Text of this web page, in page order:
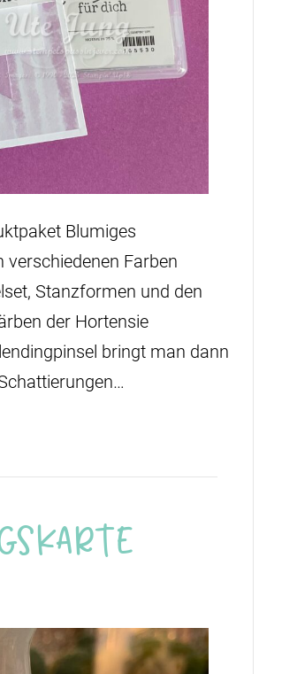
Blumiges
Farben
Stanzformen und den
der Hortensie
bringt man dann